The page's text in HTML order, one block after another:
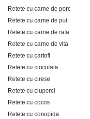
Retete cu carne de porc
Retete cu carne de pui
Retete cu carne de rata
Retete cu carne de vita
Retete cu cartofi
Retete cu ciocolata
Retete cu cirese
Retete cu ciuperci
Retete cu cocos
Retete cu conopida